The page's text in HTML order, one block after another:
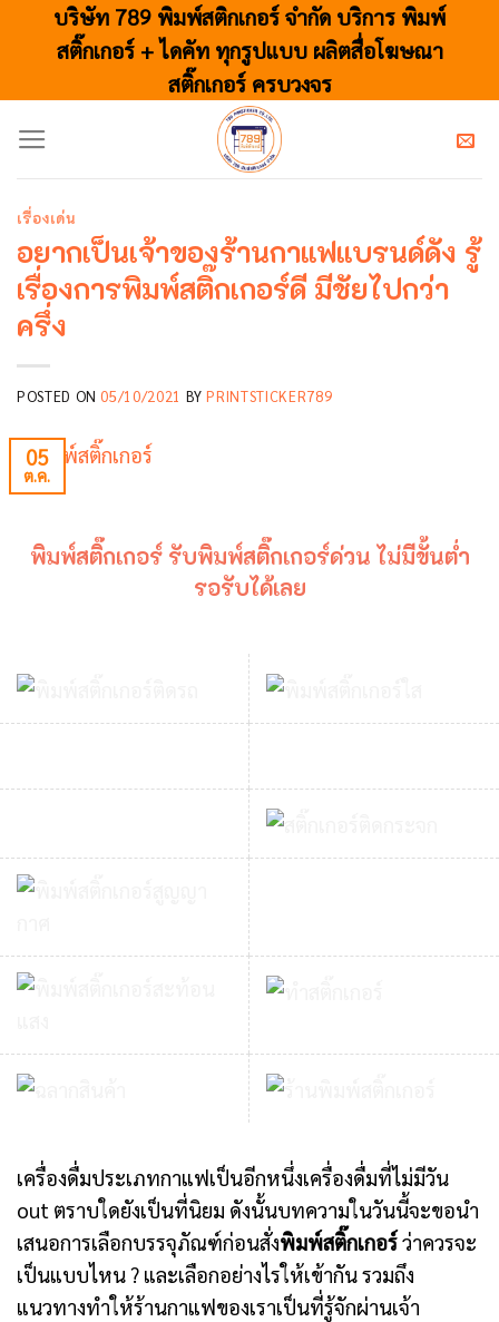
บริษัท 789 พิมพ์สติกเกอร์ จำกัด บริการ พิมพ์
สติ๊กเกอร์ + ไดคัท ทุกรูปแบบ ผลิตสื่อโฆษณา
สติ๊กเกอร์ ครบวงจร
เรื่องเด่น
อยากเป็นเจ้าของร้านกาแฟแบรนด์ดัง รู้
เรื่องการพิมพ์สติ๊กเกอร์ดี มีชัยไปกว่า
ครึ่ง
POSTED ON05/10/2021 BYPRINTSTICKER789
05
ต.ค.
พิมพ์สติ๊กเกอร์ รับพิมพ์สติ๊กเกอร์ด่วน ไม่มีขั้นต่ำ
รอรับได้เลย
เครื่องดื่มประเภทกาแฟเป็นอีกหนึ่งเครื่องดื่มที่ไม่มีวัน
out ตราบใดยังเป็นที่นิยม ดังนั้นบทความในวันนี้จะขอนำ
เสนอการเลือกบรรจุภัณฑ์ก่อนสั่งพิมพ์สติ๊กเกอร์ว่าควรจะ
เป็นแบบไหน ? และเลือกอย่างไรให้เข้ากัน รวมถึง
แนวทางทำให้ร้านกาแฟของเราเป็นที่รู้จักผ่านเจ้า